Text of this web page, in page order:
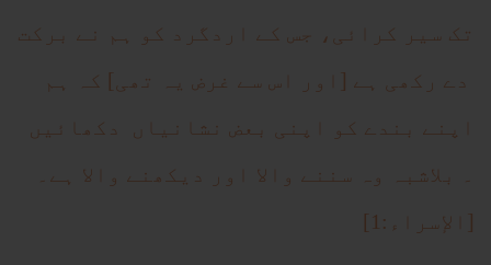
تک سیر کرائی، جس کے اردگرد کو ہم نے برکت
دے رکھی ہے [اور اس سے غرض یہ تھی] کہ ہم
اپنے بندے کو اپنی بعض نشانیاں دکھائیں
۔ بلاشبہ وہ سننے والا اور دیکھنے والا ہے۔
[الإسراء:1]